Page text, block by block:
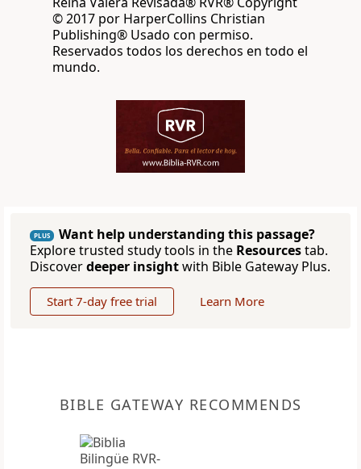
© 2017 por HarperCollins Christian
Publishing® Usado con permiso.
Reservados todos los derechos en todo el
mundo.
PLUS
Want help understanding this passage?
Explore trusted study tools in the Resourcestab.
Discoverdeeper insightwith Bible Gateway Plus.
Start 7-day free trial Learn More
BIBLE GATEWAY RECOMMENDS